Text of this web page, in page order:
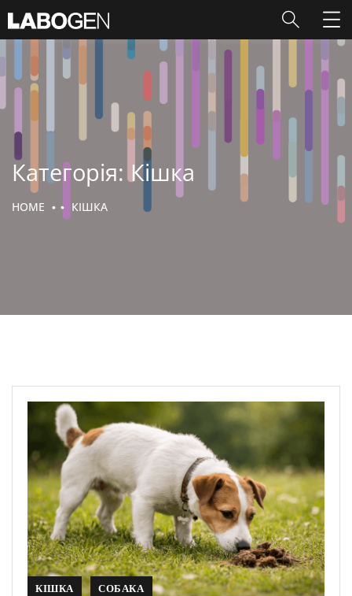
Категорія:Кішка
HOME КІШКА
КІШКА СОБАКА